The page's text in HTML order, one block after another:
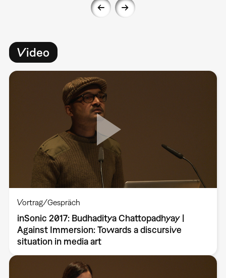
Video
Vortrag/Gespräch
inSonic 2017: Budhaditya Chattopadhyay |
Against Immersion: Towards a discursive
situation in media art